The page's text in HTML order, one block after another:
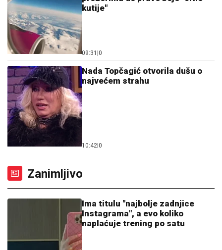
kutije"
09:31 |0
Nada Topčagić otvorila dušu o
najvećem strahu
10:42|0
Zanimljivo
Ima titulu "najbolje zadnjice
Instagrama", a evo koliko
naplaćuje trening po satu